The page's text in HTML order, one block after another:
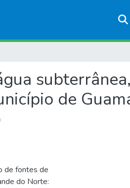
subterrânea,
de
de fontes de
do Norte: